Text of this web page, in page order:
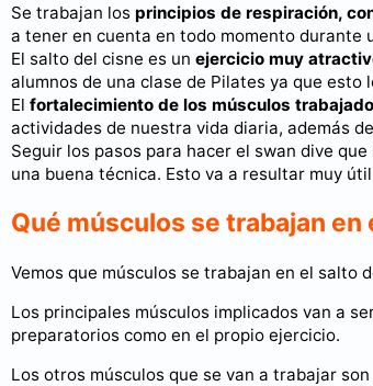
Se trabajan los principios de respiración,
a tener en cuenta en todo momento durante
El salto del cisne es un ejercicio muy
alumnos de una clase de Pilates ya que esto
El fortalecimiento de los músculos
actividades de nuestra vida diaria, además
Seguir los pasos para hacer el swan dive
una buena técnica. Esto va a resultar muy
Qué músculos se trabajan
Vemos que músculos se trabajan en el salto
Los principales músculos implicados van a
preparatorios como en el propio ejercicio.
Los otros músculos que se van a trabajar